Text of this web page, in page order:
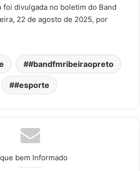
foi divulgada no boletim do Band
22 de agosto de 2025, por
#bandfmribeiraopreto
#esporte
bem Informado